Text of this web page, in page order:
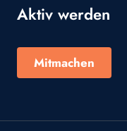
Aktiv werden
Mitmachen